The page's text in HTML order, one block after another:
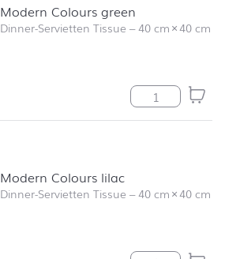
Modern Colours green
Dinner-Servietten Tissue –40 cm×40 cm
Modern
Modern Colours lilac
Dinner-Servietten Tissue –40 cm×40 cm